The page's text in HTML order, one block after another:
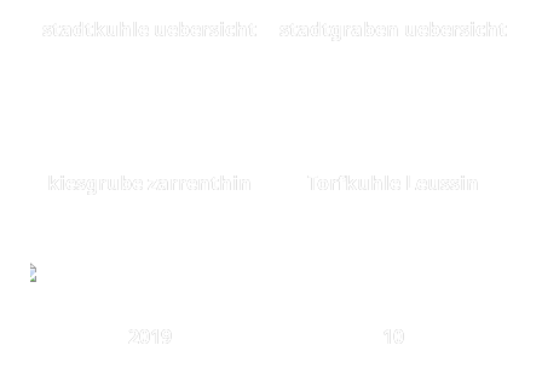
stadtkuhle uebersicht stadtgraben uebersicht
kiesgrube zarrenthin Torfkuhle Leussin
2019 10